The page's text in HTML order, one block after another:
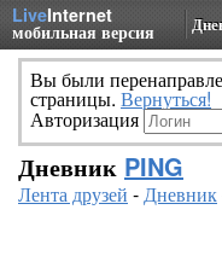
LiveInternet
мобильная версия
Вы были
страницы. Вернуться!
Авторизация
Дневник PING
Лента друзей -Дневник